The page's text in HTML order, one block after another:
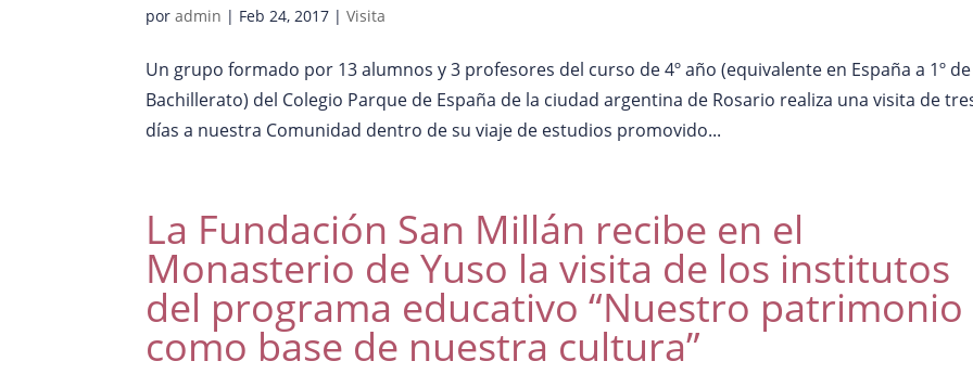
poradmin | Feb 24, 2017 |Visita
Un grupo formado por 13 alumnos y 3 profesores del curso de 4º año (equivalente en España a 1º de
Bachillerato) del Colegio Parque de España de la ciudad argentina de Rosario realiza una visita de
días a nuestra Comunidad dentro de su viaje de estudios promovido...
La Fundación San Millán recibe en el
Monasterio de Yuso la visita de los institutos
del programa educativo “Nuestro patrimonio
como base de nuestra cultura”